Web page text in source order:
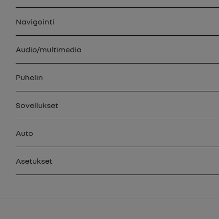
Navigointi
Audio/multimedia
Puhelin
Sovellukset
Auto
Asetukset